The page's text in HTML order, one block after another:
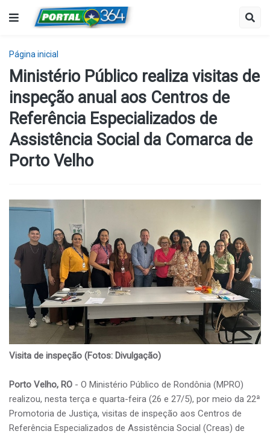
Página inicial
Ministério Público realiza visitas de
inspeção anual aos Centros de
Referência Especializados de
Assistência Social da Comarca de
Porto Velho
Visita de inspeção (Fotos: Divulgação)
Porto Velho, RO - O Ministério Público de Rondônia (MPRO)
realizou, nesta terça e quarta-feira (26 e 27/5), por meio da 22ª
Promotoria de Justiça, visitas de inspeção aos Centros de
Referência Especializados de Assistência Social (Creas) de